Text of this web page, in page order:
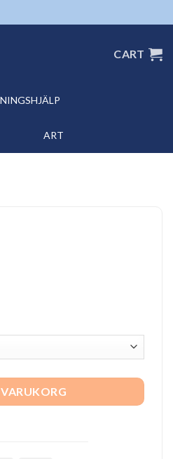
CART
ART